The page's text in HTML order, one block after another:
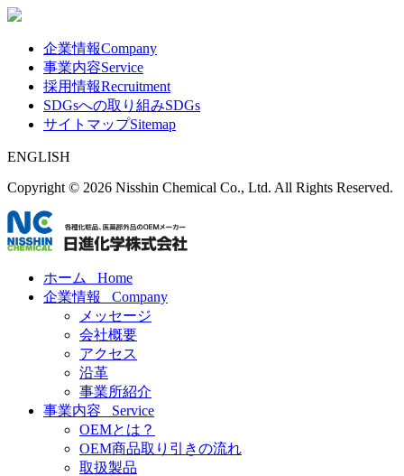
企業情報Company
事業内容Service
採用情報Recruitment
SDGsへの取り組みSDGs
サイトマップSitemap
ENGLISH
Copyright © 2026 Nisshin Chemical Co., Ltd. All Rights Reserved.
ホーム Home
企業情報 Company
メッセージ
会社概要
アクセス
沿革
事業所紹介
事業内容 Service
OEMとは？
OEM商品取り引きの流れ
取扱製品